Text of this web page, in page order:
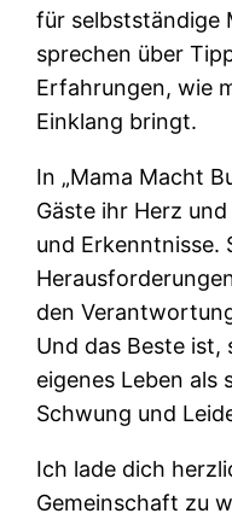
für selbstständige
sprechen über
Erfahrungen, wie
Einklang bringt.
In „Mama Macht
Gäste ihr Herz
und Erkenntnisse.
den
Und das Beste ist,
eigenes Leben als
Schwung und
Ich lade dich
Gemeinschaft zu